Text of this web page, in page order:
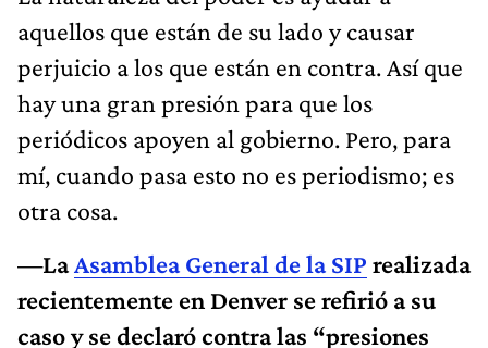
aquellos que están de su lado y causar
perjuicio a los que están en contra. Así que
hay una gran presión para que los
periódicos apoyen al gobierno. Pero, para
mí, cuando pasa esto no es periodismo; es
otra cosa.
—LaAsamblea General de la SIP realizada
recientemente en Denver se refirió a su
caso y se declaró contra las “presiones